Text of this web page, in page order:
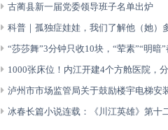
古蔺县新一届党委领导班子名单出炉
科普｜孤独症娃娃，我们了解他（她）
少？
“莎莎舞”3分钟只收10块，“荤素”“明暗”
有，还可以······
1000张床位！内江开建4个方舱医院，
位于——
泸州市市场监管局关于鼓励楼宇电梯安
动自行车智能阻止系统的倡议书
冰春长篇小说连载：《川江英雄》第十